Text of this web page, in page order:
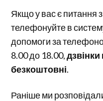
Якщо у вас є питання
телефонуйте в
допомоги за
8.00 до 18.00,
безкоштовні.
Раніше ми